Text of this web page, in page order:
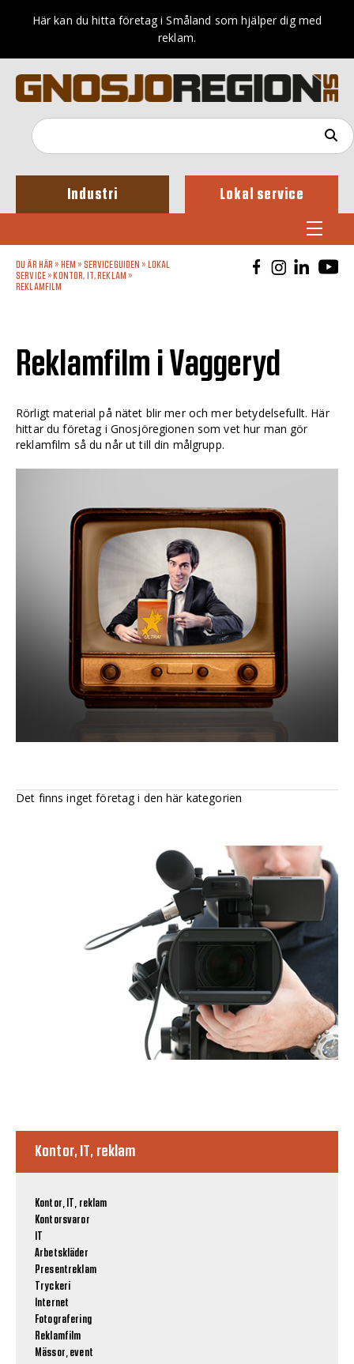
Här kan du hitta företag i Småland som hjälper dig med
reklam.
Industri Lokal service
DU ÄR HÄR » HEM » SERVICEGUIDEN »
LOKAL
SERVICE» KONTOR, IT, REKLAM »
REKLAMFILM
Reklamfilm i Vaggeryd
Rörligt material på nätet blir mer och mer betydelsefullt. Här
hittar du företag i Gnosjöregionen som vet hur man gör
reklamfilm så du når ut till din målgrupp.
Det finns inget företag i den här kategorien
Kontor, IT, reklam
Kontor, IT, reklam
Kontorsvaror
Arbetskläder
Presentreklam
Tryckeri
Internet
Fotografering
Reklamfilm
Mässor, event